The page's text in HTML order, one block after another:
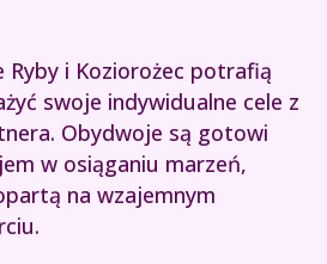
Ryby i Koziorożec potrafią
swoje indywidualne cele z
Obydwoje są gotowi
w osiąganiu marzeń,
na wzajemnym